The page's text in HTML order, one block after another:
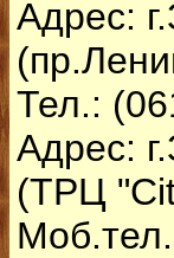
Адрес:
Тел.:
Адрес:
(ТРЦ